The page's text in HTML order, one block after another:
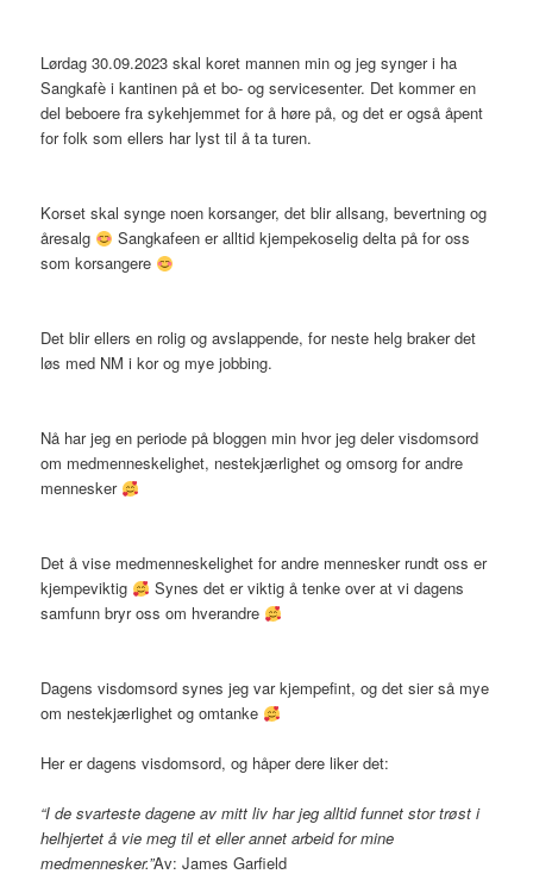
Lørdag 30.09.2023 skal koret mannen min og jeg synger i ha
Sangkafè i kantinen på et bo- og servicesenter. Det kommer en
del beboere fra sykehjemmet for å høre på, og det er også åpent
for folk som ellers har lyst til å ta turen.
Korset skal synge noen korsanger, det blir allsang, bevertning og
åresalg
Sangkafeen er alltid kjempekoselig delta på for oss
som korsangere
Det blir ellers en rolig og avslappende, for neste helg braker det
løs med NM i kor og mye jobbing.
Nå har jeg en periode på bloggen min hvor jeg deler visdomsord
om medmenneskelighet, nestekjærlighet og omsorg for andre
mennesker
Det å vise medmenneskelighet for andre mennesker rundt oss er
kjempeviktig
Synes det er viktig å tenke over at vi dagens
samfunn bryr oss om hverandre
Dagens visdomsord synes jeg var kjempefint, og det sier så mye
om nestekjærlighet og omtanke
Her er dagens visdomsord, og håper dere liker det:
“I de svarteste dagene av mitt liv har jeg alltid funnet stor trøst i
helhjertet å vie meg til et eller annet arbeid for mine
medmennesker.”Av: James Garfield